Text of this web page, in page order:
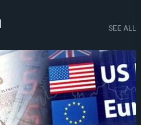
SEE ALL